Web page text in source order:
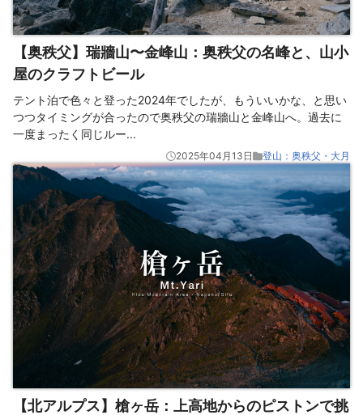
【奥秩父】瑞牆山〜金峰山：奥秩父の名峰と、山小
屋のクラフトビール
テント泊で色々と登った2024年でしたが、もういいかな、と思い
つつタイミングが合ったので奥秩父の瑞牆山と金峰山へ。過去に
一度まったく同じルー...
2025年04月13日 登山：奥秩父・大月
【北アルプス】槍ヶ岳：上高地からのピストンで挑